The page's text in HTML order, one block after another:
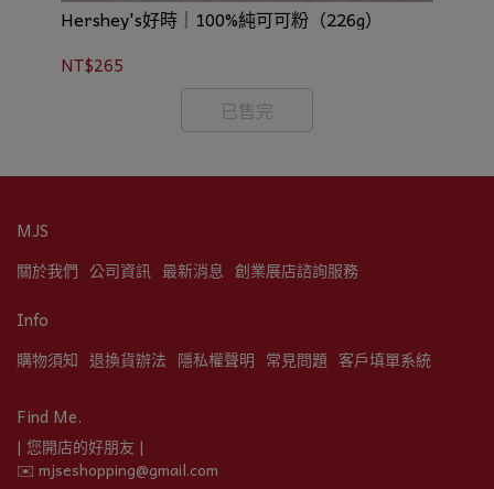
Hershey's好時｜100%純可可粉（226g）
NT$265
已售完
MJS
關於我們 公司資訊 最新消息 創業展店諮詢服務
Info
購物須知 退換貨辦法 隱私權聲明 常見問題 客戶填單系統
Find Me.
| 您開店的好朋友 |
✉️ mjseshopping@gmail.com